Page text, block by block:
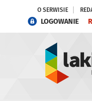
O SERWISIE
LOGOWANIE